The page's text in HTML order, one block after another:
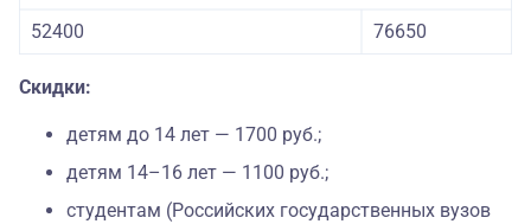
52400
76650
Скидки:
детям до 14 лет — 1700 руб.;
детям 14–16 лет — 1100 руб.;
студентам (Российских государственных вузов